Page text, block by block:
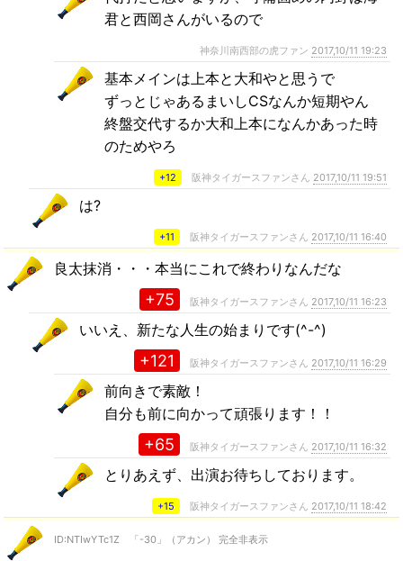
君と西岡さんがいるので
神奈川南西部の虎ファン 2017,10/11 19:23
基本メインは上本と大和やと思うで
ずっとじゃあるまいしCSなんか短期やん
終盤交代するか大和上本になんかあった時
のためやろ
+12 阪神タイガースファンさん 2017,10/11 19:51
は?
+11 阪神タイガースファンさん 2017,10/11 16:40
良太抹消・・・本当にこれで終わりなんだな
+75 阪神タイガースファンさん 2017,10/11 16:23
いいえ、新たな人生の始まりです(^-^)
+121 阪神タイガースファンさん 2017,10/11 16:29
前向きで素敵！
自分も前に向かって頑張ります！！
+65 阪神タイガースファンさん 2017,10/11 16:32
とりあえず、出演お待ちしております。
+15 阪神タイガースファンさん 2017,10/11 18:42
ID:NTIwYTc1Z 「-30」（アカン） 完全非表示